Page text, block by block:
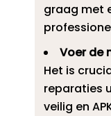
graag met
Voer de
Het is
reparaties
veilig en